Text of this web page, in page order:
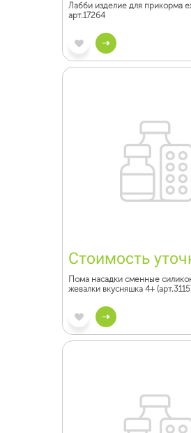
Лабби изделие для прикорма
арт.17264
Стоимость
Пома насадки сменные
жевалки вкусняшка 4+